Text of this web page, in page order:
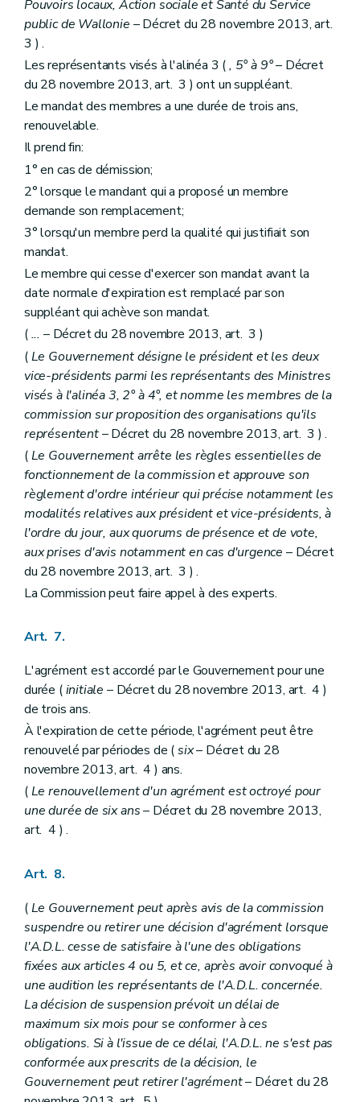
Pouvoirs locaux, Action sociale et Santé du Service
public de Wallonie – Décret du 28 novembre 2013, art.
3 ) .
Les représentants visés à l'alinéa 3 (, 5° à 9°– Décret
du 28 novembre 2013, art. 3 ) ont un suppléant.
Le mandat des membres a une durée de trois ans,
renouvelable.
Il prend fin:
1° en cas de démission;
2° lorsque le mandant qui a proposé un membre
demande son remplacement;
3° lorsqu'un membre perd la qualité qui justifiait son
mandat.
Le membre qui cesse d'exercer son mandat avant la
date normale d'expiration est remplacé par son
suppléant qui achève son mandat.
(... – Décret du 28 novembre 2013, art. 3 )
(Le Gouvernement désigne le président et les deux
vice-présidents parmi les représentants des Ministres
visés à l'alinéa 3, 2° à 4°, et nomme les membres de la
commission sur proposition des organisations qu'ils
représentent– Décret du 28 novembre 2013, art. 3 ) .
(Le Gouvernement arrête les règles essentielles de
fonctionnement de la commission et approuve son
règlement d'ordre intérieur qui précise notamment les
modalités relatives aux président et vice-présidents, à
l'ordre du jour, aux quorums de présence et de vote,
aux prises d'avis notamment en cas d'urgence – Décret
du 28 novembre 2013, art. 3 ) .
La Commission peut faire appel à des experts.
Art. 7.
L'agrément est accordé par le Gouvernement pour une
durée (initiale – Décret du 28 novembre 2013, art. 4 )
de trois ans.
À l'expiration de cette période, l'agrément peut être
renouvelé par périodes de (six– Décret du 28
novembre 2013, art. 4 ) ans.
(Le renouvellement d'un agrément est octroyé pour
une durée de six ans– Décret du 28 novembre 2013,
art. 4 ) .
Art. 8.
(Le Gouvernement peut après avis de la commission
suspendre ou retirer une décision d'agrément lorsque
l'A.D.L. cesse de satisfaire à l'une des obligations
fixées aux articles 4 ou 5, et ce, après avoir convoqué à
une audition les représentants de l'A.D.L. concernée.
La décision de suspension prévoit un délai de
maximum six mois pour se conformer à ces
obligations. Si à l'issue de ce délai, l'A.D.L. ne s'est pas
conformée aux prescrits de la décision, le
Gouvernement peut retirer l'agrément– Décret du 28